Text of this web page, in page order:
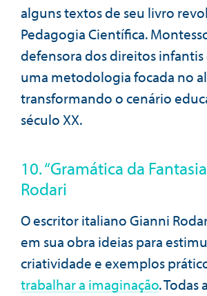
alguns textos de seu livro
Pedagogia Científica.
defensora dos direitos
uma metodologia focada no
transformando o cenário
século XX.
10. “Gramática da
Rodari
O escritor italiano Gianni
em sua obra ideias para
criatividade e exemplos
trabalhar a imaginação. Todas